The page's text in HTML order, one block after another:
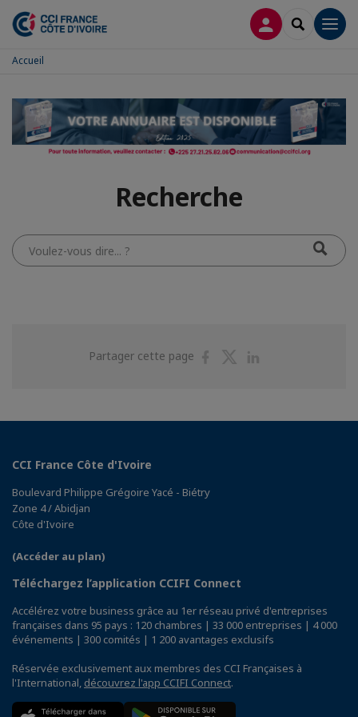
CONNEXION
Accueil
Recherche
Voulez-
vous
dire...
Partager cette page
PartagerPartager
CCI France Côte d'Ivoire
Boulevard Philippe Grégoire Yacé - Biétry
Zone 4 / Abidjan
Côte d'Ivoire
(Accéder au plan)
Téléchargez l’application CCIFI Connect
Accélérez votre business grâce au 1er réseau privé d'entreprises
françaises dans 95 pays : 120 chambres | 33 000 entreprises | 4 000
événements | 300 comités | 1 200 avantages exclusifs
Réservée exclusivement aux membres des CCI Françaises à
l'International, découvrez l'app CCIFI Connect.